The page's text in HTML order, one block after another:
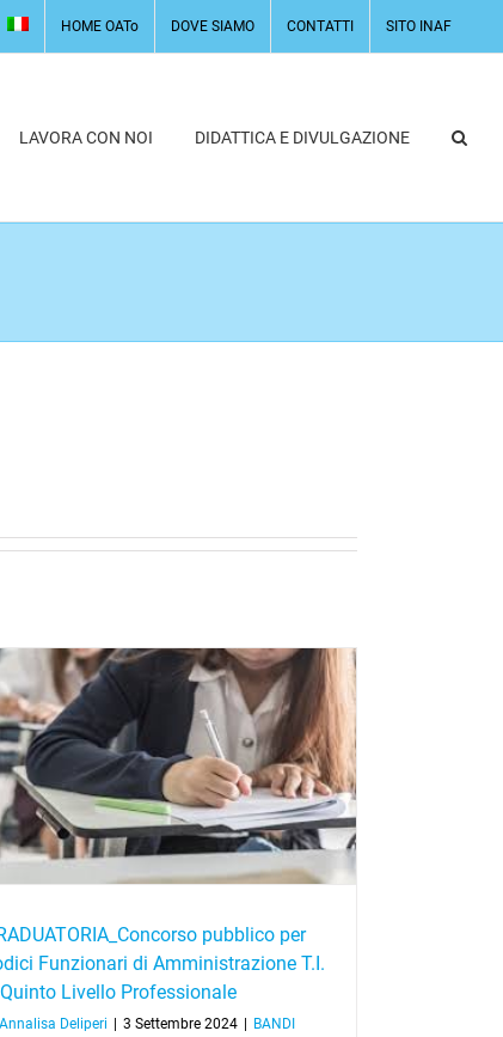
HOME OATo DOVE SIAMO CONTATTI SITO INAF
LAVORA CON NOI DIDATTICA E DIVULGAZIONE
pubblico per
Funzionari di Amministrazione T.I.
Livello Professionale
Annalisa Deliperi | 3 Settembre 2024 | BANDI